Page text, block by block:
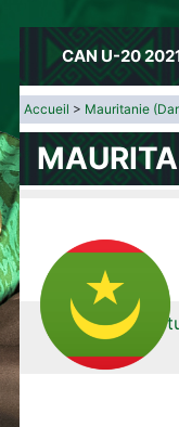
CAN U-20
Accueil > Mauritanie